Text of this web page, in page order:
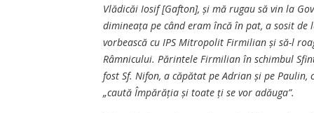
Vlădicăi Iosif [Gafton], și mă rugau să vin la
dimineața pe când eram încă în pat, a sosit de
vorbească cu IPS Mitropolit Firmilian și să-l
Râmnicului. Părintele Firmilian în schimbul
fost Sf. Nifon, a căpătat pe Adrian și pe
„caută Împărăția și toate ți se vor adăuga”.